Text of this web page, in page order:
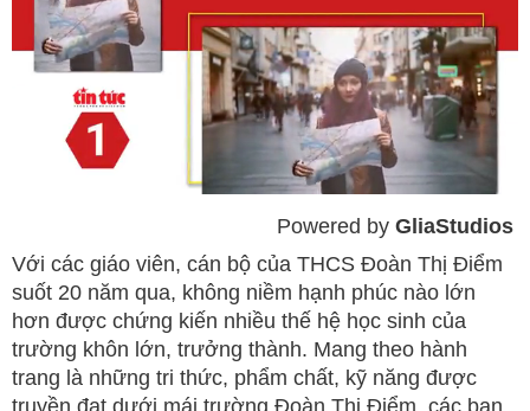
Powered by GliaStudios
Với các giáo viên, cán bộ của THCS Đoàn Thị Điểm
suốt 20 năm qua, không niềm hạnh phúc nào lớn
hơn được chứng kiến nhiều thế hệ học sinh của
trường khôn lớn, trưởng thành. Mang theo hành
trang là những tri thức, phẩm chất, kỹ năng được
truyền đạt dưới mái trường Đoàn Thị Điểm, các bạn